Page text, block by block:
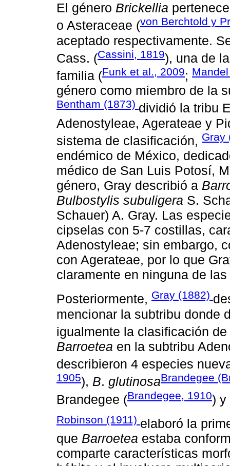
El género Brickellia
o Asteraceae (von Berchtold y
aceptado respectivamente.
Cass. (Cassini, 1819), una de
familia (Funk et al., 2009;
género como miembro de la
Bentham (1873) dividió la tribu
Adenostyleae, Agerateae y
sistema de clasificación, Gray
endémico de México,
médico de San Luis Potosí,
género, Gray describió a
Bulbostylis subuligera S.
Schauer) A. Gray. Las
cipselas con 5-7 costillas,
Adenostyleae; sin embargo,
con Agerateae, por lo que
claramente en ninguna de
Posteriormente, Gray (1882)
mencionar la subtribu donde
igualmente la clasificación
Barroetea en la subtribu
describieron 4 especies
1905), B. glutinosaBrandegee
Brandegee (Brandegee, 1910) y
Robinson (1911) elaboró la
que Barroetea estaba
comparte características